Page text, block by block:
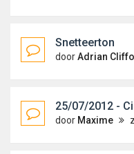
Snetteerton
doorAdrian
25/07/2012 -
door Maxime zo